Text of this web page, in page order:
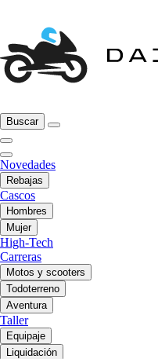
Buscar
Novedades
Rebajas
Cascos
Hombres
Mujer
High-Tech
Carreras
Motos y scooters
Todoterreno
Aventura
Taller
Equipaje
Liquidación